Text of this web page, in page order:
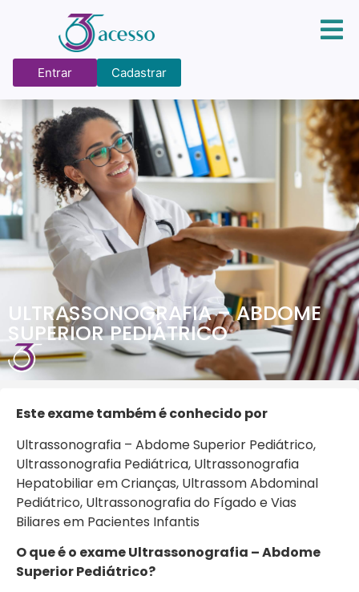
Entrar Cadastrar
ULTRASSONOGRAFIA – ABDOME
SUPERIOR PEDIÁTRICO
Este exame também é conhecido por
Ultrassonografia – Abdome Superior Pediátrico,
Ultrassonografia Pediátrica, Ultrassonografia
Hepatobiliar em Crianças, Ultrassom Abdominal
Pediátrico, Ultrassonografia do Fígado e Vias
Biliares em Pacientes Infantis
O que é o exame Ultrassonografia – Abdome
Superior Pediátrico?